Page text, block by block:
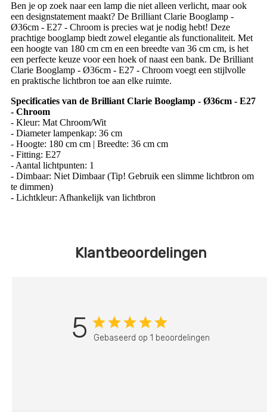
Ben je op zoek naar een lamp die niet alleen verlicht, maar ook
een designstatement maakt? De Brilliant Clarie Booglamp -
Ø36cm - E27 - Chroom is precies wat je nodig hebt! Deze
prachtige booglamp biedt zowel elegantie als functionaliteit. Met
een hoogte van 180 cm cm en een breedte van 36 cm cm, is het
een perfecte keuze voor een hoek of naast een bank. De Brilliant
Clarie Booglamp - Ø36cm - E27 - Chroom voegt een stijlvolle
en praktische lichtbron toe aan elke ruimte.
Specificaties van de Brilliant Clarie Booglamp - Ø36cm - E27
- Chroom
- Kleur: Mat Chroom/Wit
- Diameter lampenkap: 36 cm
- Hoogte: 180 cm cm | Breedte: 36 cm cm
- Fitting: E27
- Aantal lichtpunten: 1
- Dimbaar: Niet Dimbaar (Tip! Gebruik een slimme lichtbron om
te dimmen)
- Lichtkleur: Afhankelijk van lichtbron
Klantbeoordelingen
5 Gebaseerd op 1 beoordelingen